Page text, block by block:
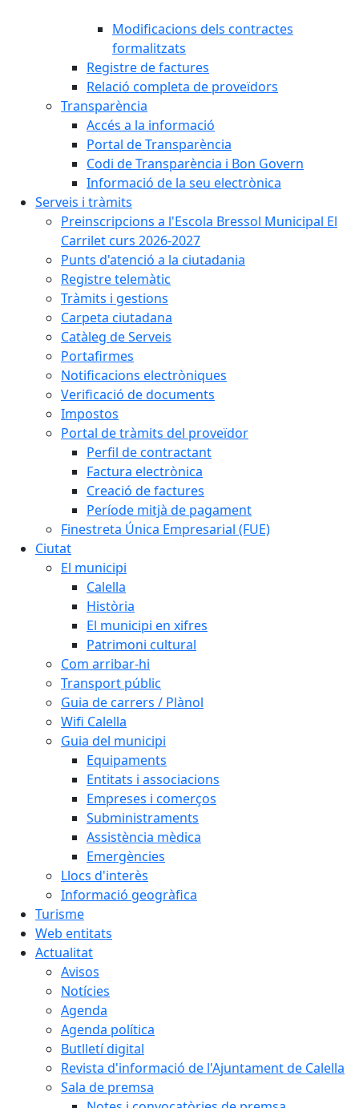
Modificacions dels contractes
formalitzats
Registre de factures
Relació completa de proveïdors
Transparència
Accés a la informació
Portal de Transparència
Codi de Transparència i Bon Govern
Informació de la seu electrònica
Serveis i tràmits
Preinscripcions a l'Escola Bressol Municipal El
Carrilet curs 2026-2027
Punts d'atenció a la ciutadania
Registre telemàtic
Tràmits i gestions
Carpeta ciutadana
Catàleg de Serveis
Portafirmes
Notificacions electròniques
Verificació de documents
Impostos
Portal de tràmits del proveïdor
Perfil de contractant
Factura electrònica
Creació de factures
Període mitjà de pagament
Finestreta Única Empresarial (FUE)
Ciutat
El municipi
Calella
Història
El municipi en xifres
Patrimoni cultural
Com arribar-hi
Transport públic
Guia de carrers / Plànol
Wifi Calella
Guia del municipi
Equipaments
Entitats i associacions
Empreses i comerços
Subministraments
Assistència mèdica
Emergències
Llocs d'interès
Informació geogràfica
Turisme
Web entitats
Actualitat
Avisos
Notícies
Agenda
Agenda política
Butlletí digital
Revista d'informació de l'Ajuntament de Calella
Sala de premsa